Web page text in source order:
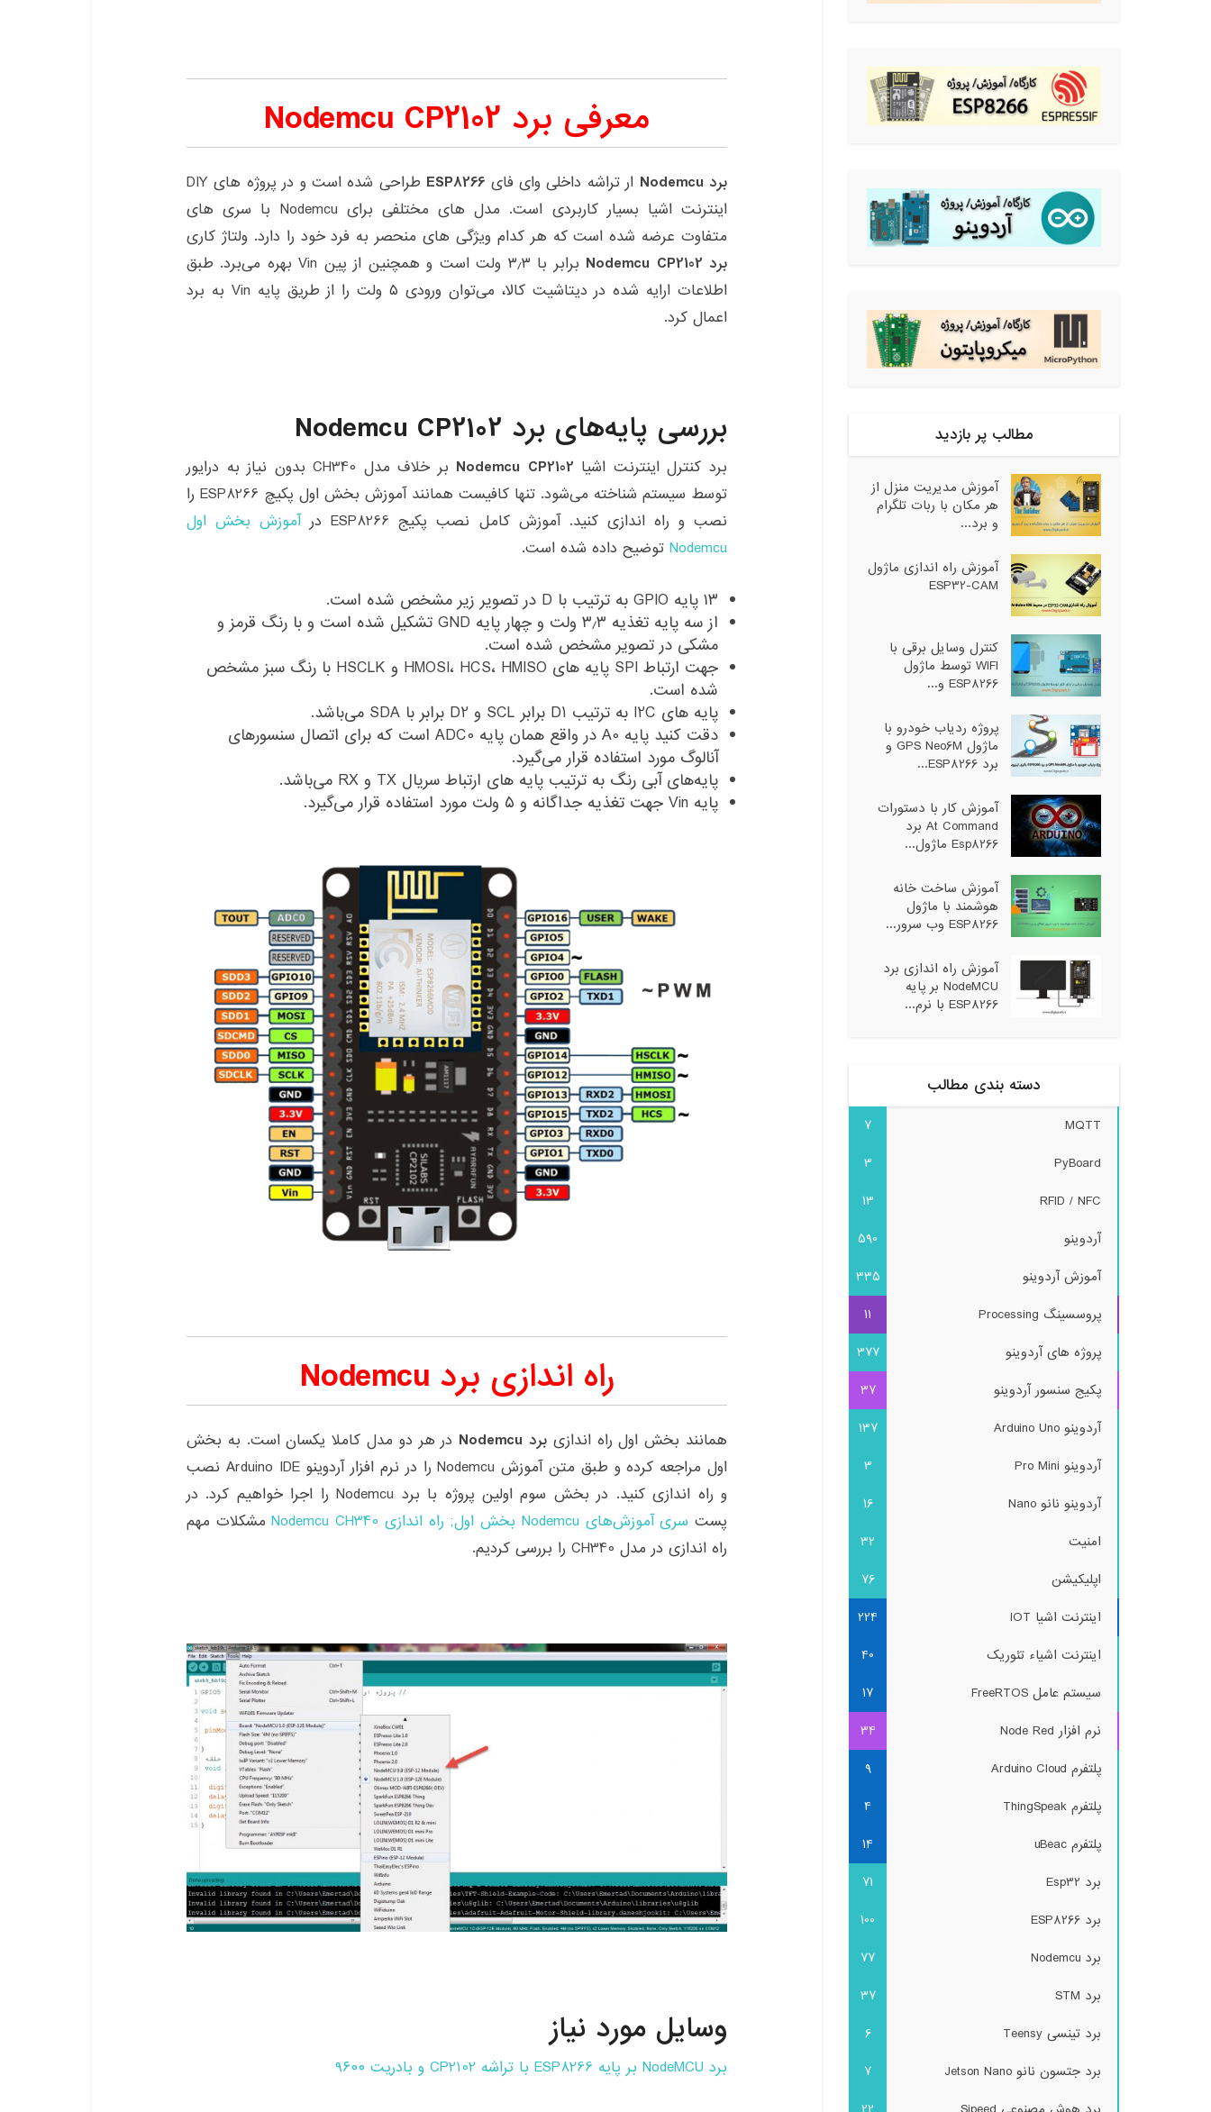
معرفی برد Nodemcu CP2102
برد Nodemcu ار تراشه داخلی وای فای ESP8266
طراحی شده است و در پروژه های DIY
اینترنت اشیا بسیار کاربردی است. مدل های مختلفی برای Nodemcu با سری های
متفاوت عرضه شده است که هر کدام ویژگی های منحصر به فرد خود را دارد. ولتاژ کاری
برد Nodemcu CP2102
برابر با ۳٫۳ ولت است و همچنین از پین Vin بهره می‌برد. طبق
اطلاعات ارایه شده در دیتاشیت کالا، می‌توان ورودی ۵ ولت را از طریق پایه Vin به برد
اعمال کرد.
بررسی پایه‌های برد Nodemcu CP2102
برد کنترل اینترنت اشیا Nodemcu CP2102
بر خلاف مدل CH340 بدون نیاز به درایور
توسط سیستم شناخته می‌شود. تنها کافیست همانند آموزش بخش اول پکیچ ESP8266 را
نصب و راه اندازی کنید. آموزش کامل نصب پکیج ESP8266 در
آموزش بخش اول
Nodemcu توضیح داده شده است.
۱۳ پایه GPIO به ترتیب با D در تصویر زیر مشخص شده است.
از سه پایه تغذیه ۳٫۳ ولت و چهار پایه GND تشکیل شده است و با رنگ قرمز و
مشکی در تصویر مشخص شده است.
جهت ارتباط SPI پایه های HMOSI، HCS، HMISO و HSCLK با رنگ سبز مشخص
شده است.
پایه های I2C به ترتیب D1 برابر SCL و D2 برابر با SDA می‌باشد.
دقت کنید پایه A0 در واقع همان پایه ADC0 است که برای اتصال سنسورهای
آنالوگ مورد استفاده قرار می‌گیرد.
پایه‌های آبی رنگ به ترتیب پایه های ارتباط سریال TX و RX می‌باشد.
پایه Vin جهت تغذیه جداگانه و ۵ ولت مورد استفاده قرار می‌گیرد.
راه اندازی برد Nodemcu
همانند بخش اول راه اندازی برد Nodemcu
در هر دو مدل کاملا یکسان است. به بخش
اول مراجعه کرده و طبق متن آموزش Nodemcu را در نرم افزار آردوینو Arduino IDE نصب
و راه اندازی کنید. در بخش سوم اولین پروژه با برد Nodemcu را اجرا خواهیم کرد. در
پست سری آموزش‌های Nodemcu بخش اول; راه اندازی Nodemcu CH340
مشکلات مهم
راه اندازی در مدل CH340 را بررسی کردیم.
وسایل مورد نیاز
برد NodeMCU بر پایه ESP8266 با تراشه CP2102 و بادریت ۹۶۰۰
مطالب پر بازدید
آموزش مدیریت منزل از
هر مکان با ربات تلگرام
و برد...
آموزش راه اندازی ماژول
ESP32-CAM
کنترل وسایل برقی با
WIFI توسط ماژول
ESP8266 و...
پروژه ردیاب خودرو با
ماژول GPS Neo6M و
برد ESP8266...
آموزش کار با دستورات
At Command برد
Esp8266 ماژول...
آموزش ساخت خانه
هوشمند با ماژول
ESP8266 وب سرور...
آموزش راه اندازی برد
NodeMCU بر پایه
ESP8266 با نرم...
دسته بندی مطالب
MQTT
7
PyBoard
3
RFID / NFC
13
آردوینو
590
آموزش آردوینو
335
پروسسینگ Processing
11
پروژه های آردوینو
377
پکیج سنسور آردوینو
37
آردوینو Arduino Uno
137
آردوینو Pro Mini
3
آردوینو نانو Nano
16
امنیت
32
اپلیکیشن
76
اینترنت اشیا IOT
224
اینترنت اشیاء تئوریک
40
سیستم عامل FreeRTOS
17
نرم افزار Node Red
34
پلتفرم Arduino Cloud
9
پلتفرم ThingSpeak
4
پلتفرم uBeac
14
برد Esp32
71
برد ESP8266
100
برد Nodemcu
77
برد STM
37
برد تینسی Teensy
6
برد جتسون نانو Jetson Nano
7